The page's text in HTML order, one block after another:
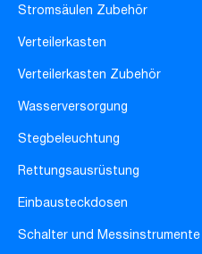
Stromsäulen Zubehör
Verteilerkasten
Verteilerkasten Zubehör
Wasserversorgung
Stegbeleuchtung
Rettungsausrüstung
Einbausteckdosen
Schalter und Messinstrumente